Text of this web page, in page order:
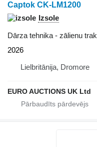
Captok CK-LM1200
Izsole
Dārza tehnika - zālienu
2026
Lielbritānija, Dromore
EURO AUCTIONS UK Ltd